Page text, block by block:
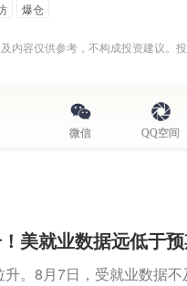
爆仓
内容仅供参考，不构成投资建议。投
微信 QQ空间
美就业数据远低于
。8月7日，受就业数据